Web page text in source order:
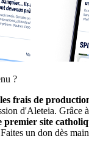
?
frais de
d'Aleteia. Grâce
premier site
Faites un don dès